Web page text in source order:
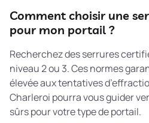
Comment choisir une
pour mon portail ?
Recherchez des serrures
niveau 2 ou 3. Ces normes
élevée aux tentatives
Charleroi pourra vous guider
sûrs pour votre type de portail.